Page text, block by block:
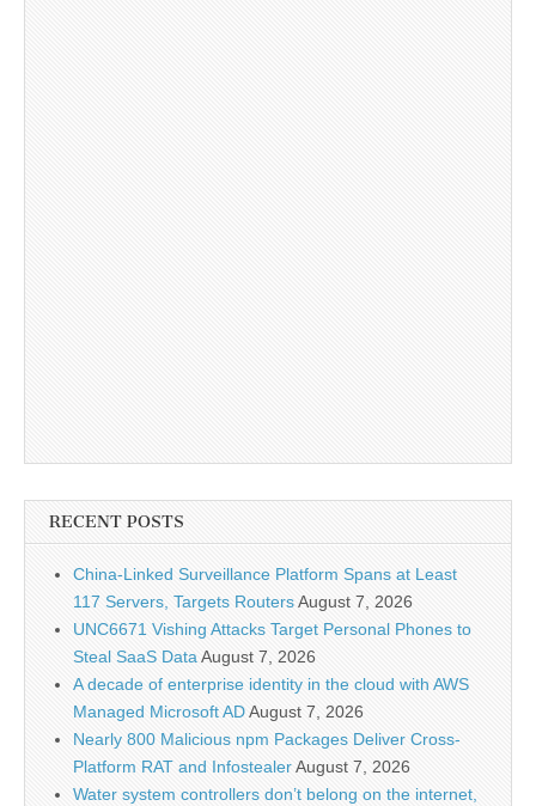
RECENT POSTS
China-Linked Surveillance Platform Spans at Least
117 Servers, Targets RoutersAugust 7, 2026
UNC6671 Vishing Attacks Target Personal Phones to
Steal SaaS DataAugust 7, 2026
A decade of enterprise identity in the cloud with AWS
Managed Microsoft ADAugust 7, 2026
Nearly 800 Malicious npm Packages Deliver Cross-
Platform RAT and InfostealerAugust 7, 2026
Water system controllers don’t belong on the internet,